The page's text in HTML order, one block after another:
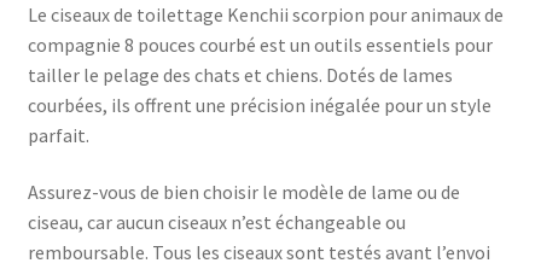
Le ciseaux de toilettage Kenchii scorpion pour animaux de
compagnie 8 pouces courbé est un outils essentiels pour
tailler le pelage des chats et chiens. Dotés de lames
courbées, ils offrent une précision inégalée pour un style
parfait.
Assurez-vous de bien choisir le modèle de lame ou de
ciseau, car aucun ciseaux n’est échangeable ou
remboursable. Tous les ciseaux sont testés avant l’envoi